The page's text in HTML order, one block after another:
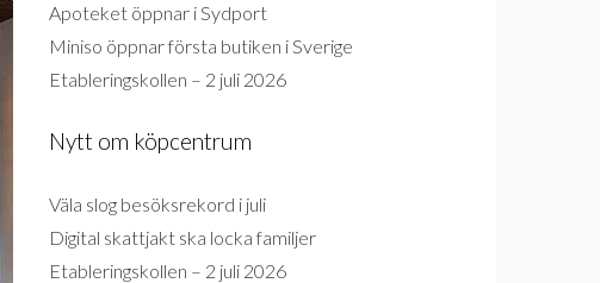
Apoteket öppnar i Sydport
Miniso öppnar första butiken i Sverige
Etableringskollen – 2 juli 2026
Nytt om köpcentrum
Väla slog besöksrekord i juli
Digital skattjakt ska locka familjer
Etableringskollen – 2 juli 2026